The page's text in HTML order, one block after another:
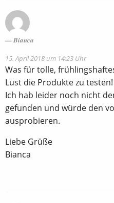
Bianca
15. April 2018 um 14:23 Uhr
Was für tolle,
Lust die Produkte zu testen!
Ich hab leider noch nicht
gefunden und würde den
ausprobieren.
Liebe Grüße
Bianca